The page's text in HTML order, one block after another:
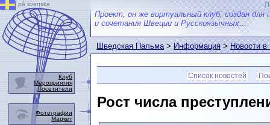
Проект, он же виртуальный клуб, создан для
и сочетания Швеции и Русскоязычных...
Шведская Пальма>Информация>Новости
Список новостей
Рост числа
på svenska
Клуб
Мероприятия
Посетители
Фотографии
Маркет